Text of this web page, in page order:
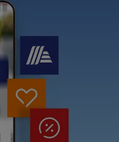
Übersicht der